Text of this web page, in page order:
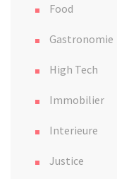
Food
Gastronomie
High Tech
Immobilier
Interieure
Justice